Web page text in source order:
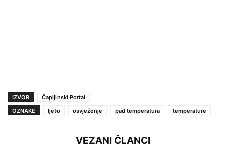
IZVOR
Čapljinski Portal
OZNAKE
ljeto osvježenje pad temperatura temperature
VEZANI ČLANCI